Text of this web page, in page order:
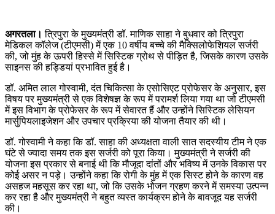
अगरतला। त्रिपुरा के मुख्यमंत्री डॉ. माणिक साहा ने बुधवार को त्रिपुरा
मेडिकल कॉलेज (टीएमसी) में एक 10 वर्षीय बच्चे की मैक्सिलोफेशियल सर्जरी
की, जो मुंह के ऊपरी हिस्से में सिस्टिक ग्रोथ से पीड़ित है, जिसके कारण उसके
साइनस की हड्डियां प्रभावित हुई है।
डॉ. अमित लाल गोस्वामी, दंत चिकित्सा के एसोसिएट प्रोफेसर के अनुसार, इस
विषय पर मुख्यमंत्री से एक विशेषज्ञ के रूप में परामर्श लिया गया था जो टीएमसी
में इस विभाग के प्रोफेसर के रूप में सेवारत हैं और उन्होंने सिस्टिक लेसियन
मार्सुपियलाइजेशन और उपचार प्रक्रिया की योजना तैयार की थी।
डॉ. गोस्वामी ने कहा कि डॉ. साहा की अध्यक्षता वाली सात सदस्यीय टीम ने एक
घंटे से ज्यादा समय तक इस सर्जरी को पूरा किया। मुख्यमंत्री ने सर्जरी की
योजना इस प्रकार से बनाई थी कि मौजूदा दांतों और भविष्य में उनके विकास पर
कोई असर न पड़े। उन्होंने कहा कि रोगी के मुंह में एक सिस्ट होने के कारण वह
असहज महसूस कर रहा था, जो कि उसके भोजन ग्रहण करने में समस्या उत्पन्न
कर रहा है और मुख्यमंत्री ने बहुत व्यस्त कार्यक्रम होने के बावजूद यह सर्जरी
की।